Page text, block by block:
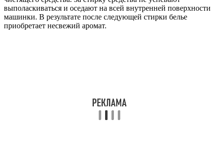
выполаскиваться и оседают на всей внутренней поверхности
машинки. В результате после следующей стирки белье
приобретает несвежий аромат.